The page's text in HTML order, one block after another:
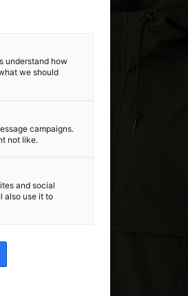
understand how
we should
campaigns.
not like.
and social
also use it to